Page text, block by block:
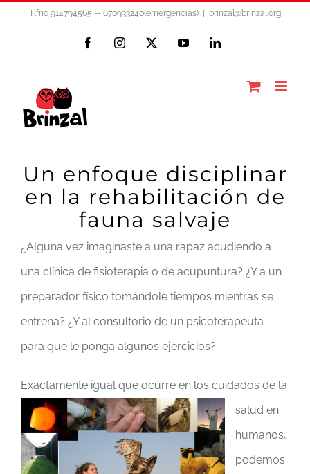
Tlfno 914794565 -- 670933240(emergencias) brinzal@brinzal.org
FacebookInstagram YouTubeLinkedIn
Un enfoque disciplinar
en la rehabilitación de
fauna salvaje
¿Alguna vez imaginaste a una rapaz acudiendo a
una clínica de fisioterapia o de acupuntura? ¿Y a un
preparador físico tomándole tiempos mientras se
entrena? ¿Y al consultorio de un psicoterapeuta
para que le ponga algunos ejercicios?
Exactamente igual que ocurre en los cuidados de la
salud en
humanos,
podemos